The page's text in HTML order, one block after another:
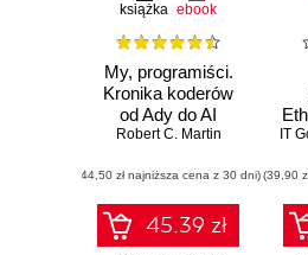
książka ebook
My, programiści.
Kronika koderów
od Ady do AI
Robert C. Martin
(44,50 zł najniższa cena z 30 dni)
45.39 zł
(39,90